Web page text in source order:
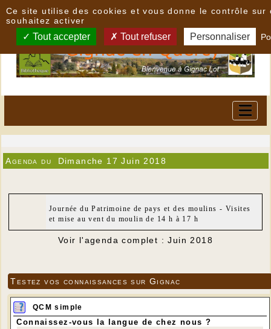
Agenda du Dimanche 17 Juin 2018
Journée du Patrimoine de pays et des moulins - Visites
et mise au vent du moulin de 14 h à 17 h
Voir l'agenda complet : Juin 2018
Testez vos connaissances sur Gignac
QCM simple
Connaissez-vous la langue de chez nous ?
Ce site utilise des cookies et vous donne le contrôle sur
souhaitez activer
Tout accepter Tout refuser Personnaliser